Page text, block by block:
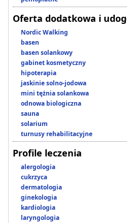
Oferta dodatkowa i
Nordic Walking
basen
basen solankowy
gabinet kosmetyczny
hipoterapia
jaskinie solno-jodowa
mini tężnia solankowa
odnowa biologiczna
sauna
solarium
turnusy rehabilitacyjne
Profile leczenia
alergologia
cukrzyca
dermatologia
ginekologia
kardiologia
laryngologia